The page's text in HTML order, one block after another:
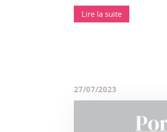
Lire la suite
27/07/2023